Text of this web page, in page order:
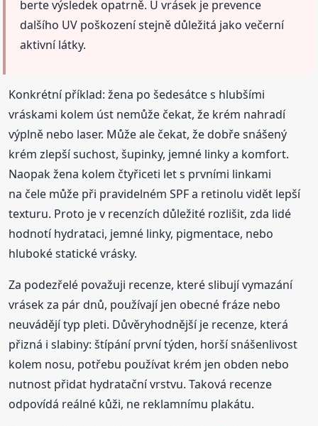
berte výsledek opatrně. U vrásek je prevence
dalšího UV poškození stejně důležitá jako večerní
aktivní látky.
Konkrétní příklad: žena po šedesátce s hlubšími
vráskami kolem úst nemůže čekat, že krém nahradí
výplně nebo laser. Může ale čekat, že dobře snášený
krém zlepší suchost, šupinky, jemné linky a komfort.
Naopak žena kolem čtyřiceti let s prvními linkami
na čele může při pravidelném SPF a retinolu vidět lepší
texturu. Proto je v recenzích důležité rozlišit, zda lidé
hodnotí hydrataci, jemné linky, pigmentace, nebo
hluboké statické vrásky.
Za podezřelé považuji recenze, které slibují vymazání
vrásek za pár dnů, používají jen obecné fráze nebo
neuvádějí typ pleti. Důvěryhodnější je recenze, která
přizná i slabiny: štípání první týden, horší snášenlivost
kolem nosu, potřebu používat krém jen obden nebo
nutnost přidat hydratační vrstvu. Taková recenze
odpovídá reálné kůži, ne reklamnímu plakátu.